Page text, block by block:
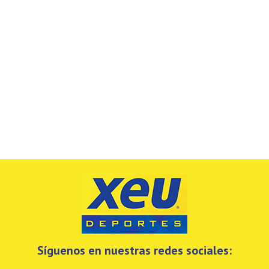
Síguenos en nuestras redes sociales: